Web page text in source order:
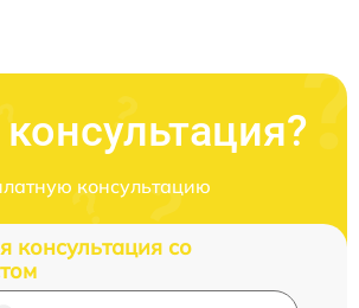
консультацию
консультация со